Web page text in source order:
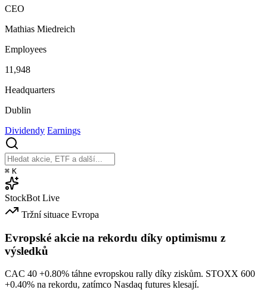
CEO
Mathias Miedreich
Employees
11,948
Headquarters
Dublin
Dividendy Earnings
⌘ K
StockBot Live
Tržní situace Evropa
Evropské akcie na rekordu díky optimismu z
výsledků
CAC 40 +0.80% táhne evropskou rally díky ziskům. STOXX 600
+0.40% na rekordu, zatímco Nasdaq futures klesají.